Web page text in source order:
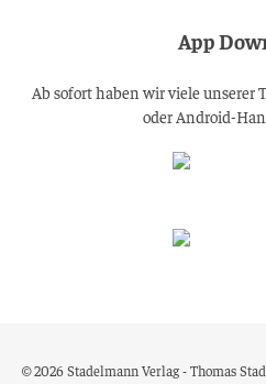
App
Ab sofort haben wir viele unserer
oder Android-
© 2026 Stadelmann Verlag - Thomas